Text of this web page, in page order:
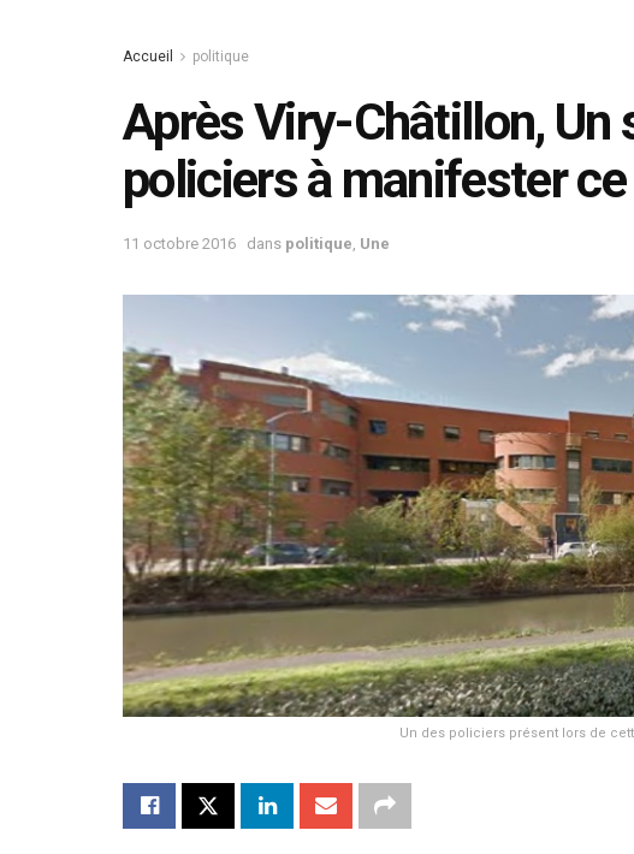
Accueil politique
Après Viry-Châtillon, Un
policiers à manifester
11 octobre 2016 dans politique Une
Un des policiers présent lors de